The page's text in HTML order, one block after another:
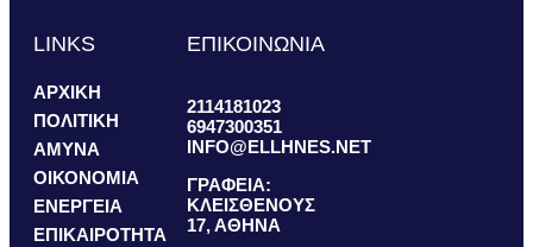
LINKS
ΑΡΧΙΚΗ
ΠΟΛΙΤΙΚΗ
ΑΜΥΝΑ
ΟΙΚΟΝΟΜΙΑ
ΕΝΕΡΓΕΙΑ
ΕΠΙΚΑΙΡΟΤΗΤΑ
ΕΠΙΚΟΙΝΩΝΙΑ
2114181023
6947300351
INFO@ELLHNES.NET
ΓΡΑΦΕΙΑ:
ΚΛΕΙΣΘΕΝΟΥΣ
17, ΑΘΗΝΑ